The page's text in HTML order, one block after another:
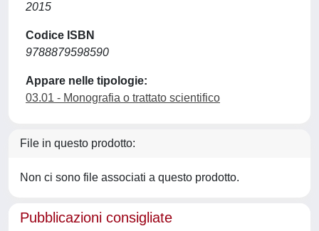
2015
Codice ISBN
9788879598590
Appare nelle tipologie:
03.01 - Monografia o trattato scientifico
File in questo prodotto:
Non ci sono file associati a questo prodotto.
Pubblicazioni consigliate